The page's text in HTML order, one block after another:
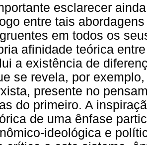
esclarecer
entre tais
em todos os
afinidade teórica
a existência de
se revela, por
presente no
do primeiro. A
de uma ênfase
ideológica e